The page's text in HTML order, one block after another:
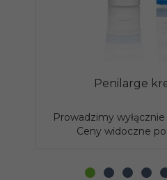
Penilarge
Prowadzimy
Ceny widoczne